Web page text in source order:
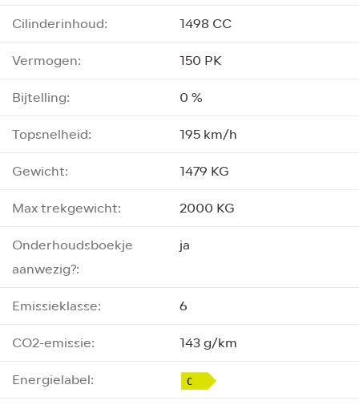
Cilinderinhoud:
1498 CC
Vermogen:
150 PK
Bijtelling:
0 %
Topsnelheid:
195 km/h
Gewicht:
1479 KG
Max trekgewicht:
2000 KG
Onderhoudsboekje
aanwezig?:
ja
Emissieklasse:
6
CO2-emissie:
143 g/km
Energielabel: